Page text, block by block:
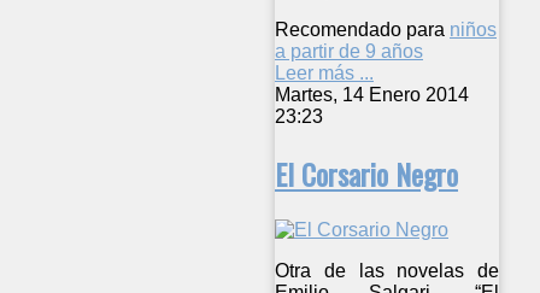
Recomendado para niños
a partir de 9 años
Leer más ...
Martes, 14 Enero 2014
23:23
El Corsario Negro
Otra de las novelas de